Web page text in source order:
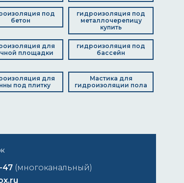
под
бетон
гидроизоляция под
металлочерепицу
купить
для
площадки
гидроизоляция под
бассейн
для
под плитку
Мастика для
гидроизоляции пола
47 (многоканальный)